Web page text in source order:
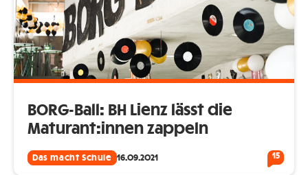
BORG-Ball: BH Lienz lässt die
Maturant:innen zappeln
Das macht Schule 16.09.2021 15